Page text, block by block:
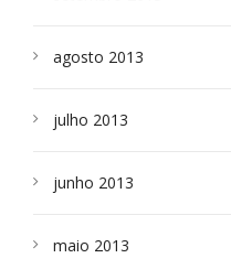
agosto 2013
julho 2013
junho 2013
maio 2013